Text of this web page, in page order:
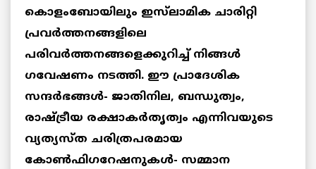
കൊളംബോയിലും ഇസ്‌ലാമിക ചാരിറ്റി
പ്രവർത്തനങ്ങളിലെ
പരിവർത്തനങ്ങളെക്കുറിച്ച് നിങ്ങൾ
ഗവേഷണം നടത്തി. ഈ പ്രാദേശിക
സന്ദർഭങ്ങൾ- ജാതിനില, ബന്ധുത്വം,
രാഷ്ട്രീയ രക്ഷാകർതൃത്വം എന്നിവയുടെ
വ്യത്യസ്ത ചരിത്രപരമായ
കോൺഫിഗറേഷനുകൾ- സമ്മാന